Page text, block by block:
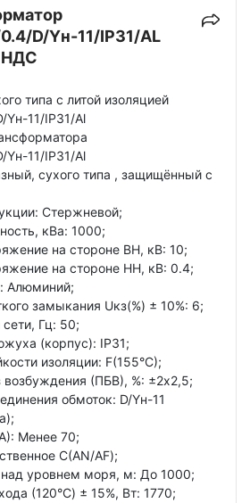
D/Yн-11/IP31/AL
НДС
типа с литой изоляцией
11/IP31/Al
11/IP31/Al
сухого типа , защищённый с
Стержневой;
кВа: 1000;
на стороне ВН, кВ: 10;
на стороне НН, кВ: 0.4;
Алюминий;
замыкания Uкз(%) ± 10%: 6;
Гц: 50;
(корпус): IP31;
изоляции: F(155°C);
(ПБВ), %: ±2х2,5;
обмоток: D/Yн-11
Менее 70;
С(AN/AF);
над уровнем моря, м: До 1000;
(120°C) ± 15%, Вт: 1770;